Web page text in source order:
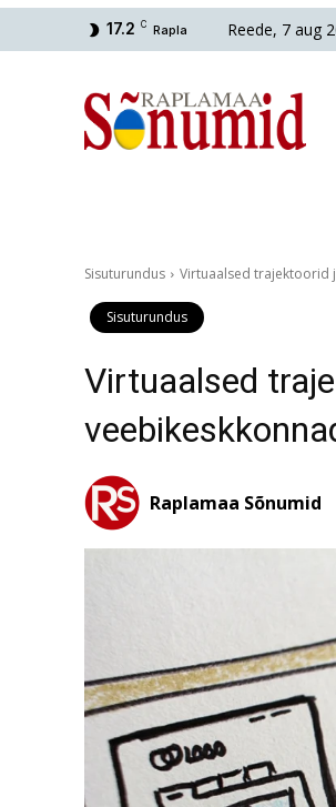
17.2 C Rapla Reede, 7 aug
Sisuturundus Virtuaalsed trajektoorid
Sisuturundus
Virtuaalsed
Raplamaa Sõnumid